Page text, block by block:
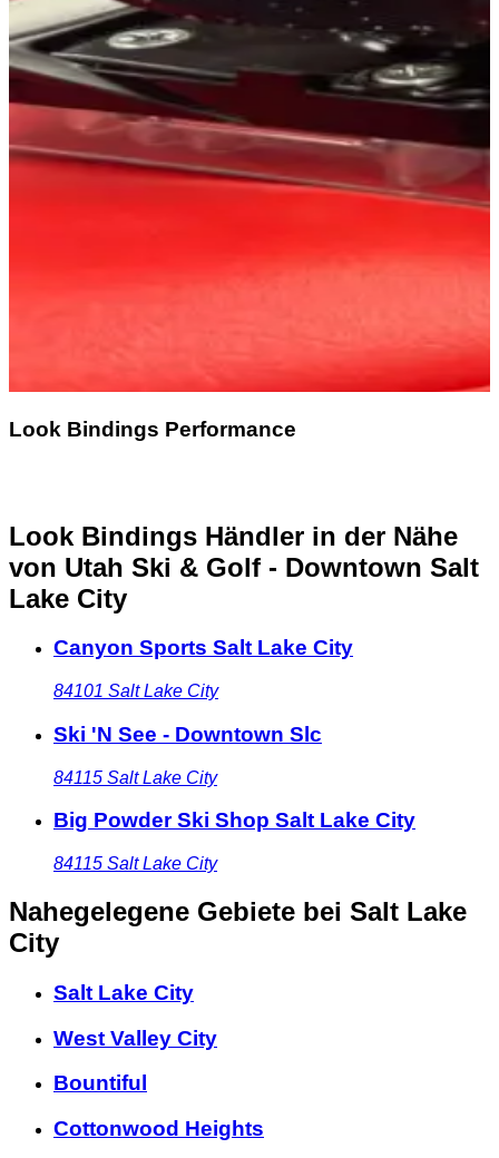
Look Bindings Performance
Look Bindings Händler in der Nähe
von Utah Ski & Golf - Downtown Salt
Lake City
Canyon Sports Salt Lake City
84101 Salt Lake City
Ski 'N See - Downtown Slc
84115 Salt Lake City
Big Powder Ski Shop Salt Lake City
84115 Salt Lake City
Nahegelegene Gebiete bei Salt Lake
City
Salt Lake City
West Valley City
Bountiful
Cottonwood Heights